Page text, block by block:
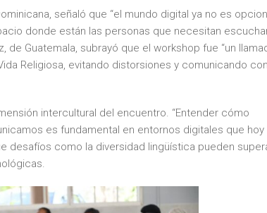
señaló que “el mundo digital ya no es
donde están las personas que necesitan
de Guatemala, subrayó que el workshop fue “un
Religiosa, evitando distorsiones y comunicando con
intercultural del encuentro. “Entender cómo
es fundamental en entornos digitales que hoy
desafíos como la diversidad lingüística pueden